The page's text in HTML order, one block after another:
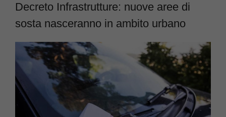
Decreto Infrastrutture: nuove aree di
sosta nasceranno in ambito urbano